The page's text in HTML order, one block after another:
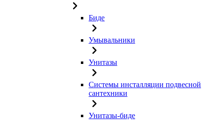
Биде
Умывальники
Унитазы
Системы инсталляции подвесной
сантехники
Унитазы-биде